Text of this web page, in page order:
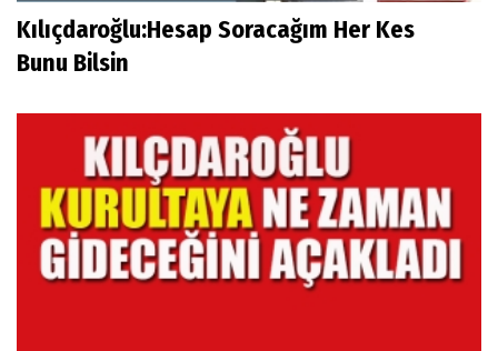
Kılıçdaroğlu:Hesap Soracağım Her Kes
Bunu Bilsin